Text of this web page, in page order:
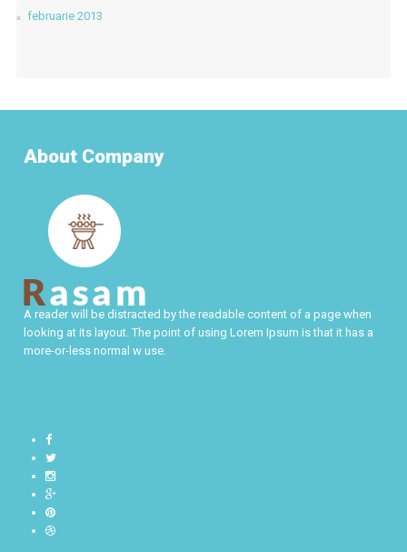
februarie 2013
About Company
A reader will be distracted by the readable content of a page when
looking at its layout. The point of using Lorem Ipsum is that it has a
more-or-less normal w use.